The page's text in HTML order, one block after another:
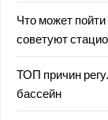
Что может
советуют
ТОП причин
бассейн